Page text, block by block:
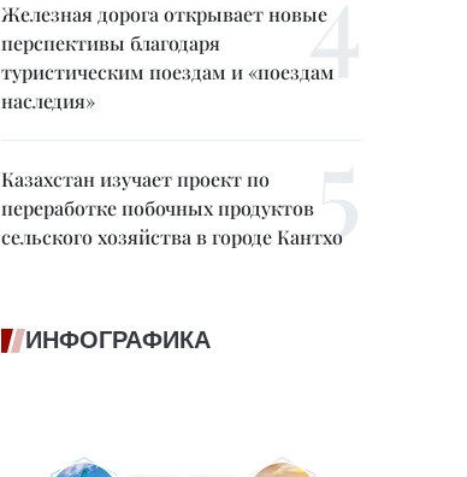
Железная дорога открывает новые
перспективы благодаря
туристическим поездам и «поездам
наследия»
Казахстан изучает проект по
переработке побочных продуктов
сельского хозяйства в городе Кантхо
ИНФОГРАФИКА